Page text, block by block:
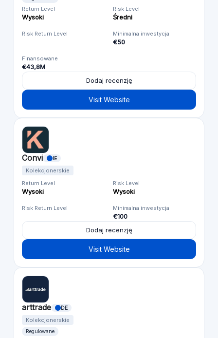
Return Level
Wysoki
Risk Level
Średni
Risk Return Level Minimalna inwestycja
€50
Finansowane
€43,8M
Dodaj recenzję
Visit Website
Convi IE
Kolekcjonerskie
Return Level
Wysoki
Risk Level
Wysoki
Risk Return Level Minimalna inwestycja
€100
Dodaj recenzję
Visit Website
arttrade DE
Kolekcjonerskie
Regulowane